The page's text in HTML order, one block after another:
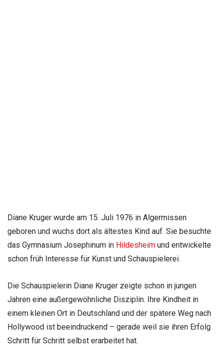
Diane Kruger wurde am 15. Juli 1976 in Algermissen
geboren und wuchs dort als ältestes Kind auf. Sie besuchte
das Gymnasium Josephinum in Hildesheim und entwickelte
schon früh Interesse für Kunst und Schauspielerei.
Die Schauspielerin Diane Kruger zeigte schon in jungen
Jahren eine außergewöhnliche Disziplin. Ihre Kindheit in
einem kleinen Ort in Deutschland und der spätere Weg nach
Hollywood ist beeindruckend – gerade weil sie ihren Erfolg
Schritt für Schritt selbst erarbeitet hat.